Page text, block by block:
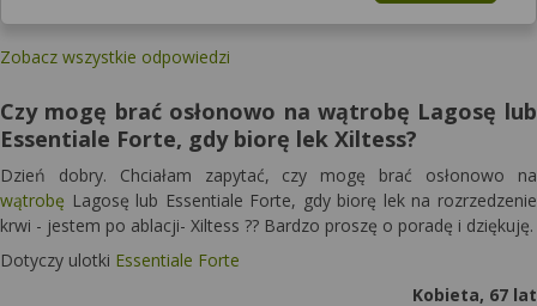
Zobacz wszystkie odpowiedzi
Czy mogę brać osłonowo na wątrobę Lagosę lub
Essentiale Forte, gdy biorę lek Xiltess?
Dzień dobry. Chciałam zapytać, czy mogę brać osłonowo na
wątrobę Lagosę lub Essentiale Forte, gdy biorę lek na rozrzedzenie
krwi - jestem po ablacji- Xiltess ?? Bardzo proszę o poradę i dziękuję.
Dotyczy ulotki Essentiale Forte
Kobieta, 67 lat